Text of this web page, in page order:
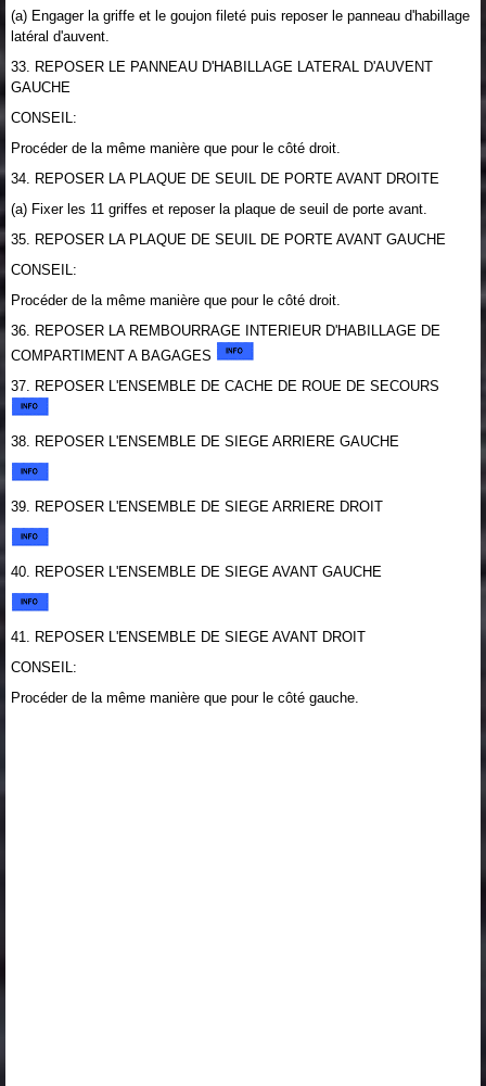
(a) Engager la griffe et le goujon fileté puis reposer le panneau d'habillage
latéral d'auvent.
33. REPOSER LE PANNEAU D'HABILLAGE LATERAL D'AUVENT
GAUCHE
CONSEIL:
Procéder de la même manière que pour le côté droit.
34. REPOSER LA PLAQUE DE SEUIL DE PORTE AVANT DROITE
(a) Fixer les 11 griffes et reposer la plaque de seuil de porte avant.
35. REPOSER LA PLAQUE DE SEUIL DE PORTE AVANT GAUCHE
CONSEIL:
Procéder de la même manière que pour le côté droit.
36. REPOSER LA REMBOURRAGE INTERIEUR D'HABILLAGE DE
COMPARTIMENT A BAGAGES
37. REPOSER L'ENSEMBLE DE CACHE DE ROUE DE SECOURS
38. REPOSER L'ENSEMBLE DE SIEGE ARRIERE GAUCHE
39. REPOSER L'ENSEMBLE DE SIEGE ARRIERE DROIT
40. REPOSER L'ENSEMBLE DE SIEGE AVANT GAUCHE
41. REPOSER L'ENSEMBLE DE SIEGE AVANT DROIT
CONSEIL:
Procéder de la même manière que pour le côté gauche.